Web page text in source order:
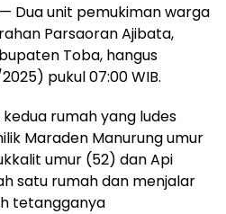
Dua unit pemukiman warga
Parsaoran Ajibata,
Toba, hangus
pukul 07:00 WIB.
rumah yang ludes
Maraden Manurung umur
umur (52) dan Api
satu rumah dan menjalar
tetangganya